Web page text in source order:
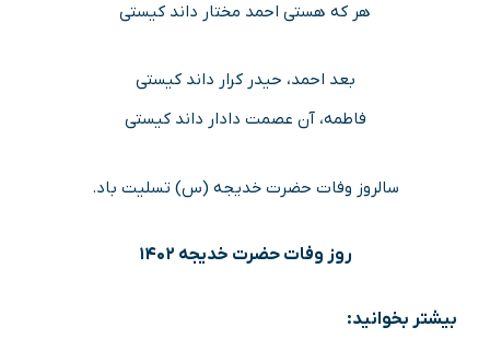
هر که هستی احمد مختار داند کیستی
بعد احمد، حیدر کرار داند کیستی
فاطمه، آن عصمت دادار داند کیستی
سالروز وفات حضرت خدیجه (س) تسلیت باد.
روز وفات حضرت خدیجه ۱۴۰۲
بیشتر بخوانید: